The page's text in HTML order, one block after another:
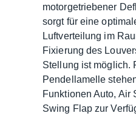
motorgetriebener
sorgt für eine
Luftverteilung im
Fixierung des
Stellung ist möglich.
Pendellamelle
Funktionen Auto, Air
Swing Flap zur